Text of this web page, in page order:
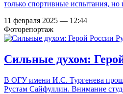
только спортивные испытания,
11 февраля 2025 — 12:44
Фоторепортаж
Сильные духом:
В ОГУ имени И.С. Тургенева
Рустам Сайфуллин. Внимание